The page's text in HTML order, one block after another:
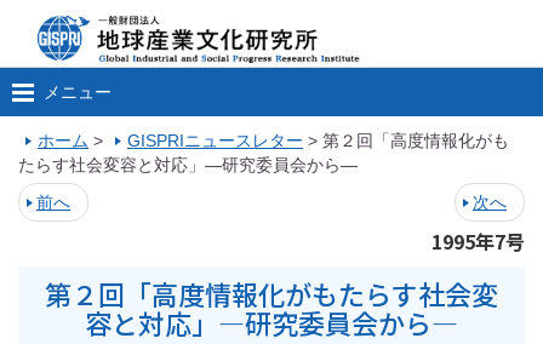
メニュー
ホーム > GISPRIニュースレター > 第２回「高度情報化がも
たらす社会変容と対応」―研究委員会から―
前へ
次へ
1995年7号
第２回「高度情報化がもたらす社会変
容と対応」―研究委員会から―